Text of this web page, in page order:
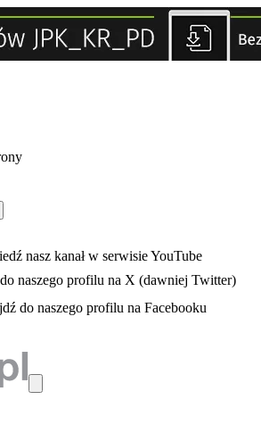
się w nowej karcie
się w nowej karcie
nasz kanał w serwisie YouTube
karcie
naszego profilu na X (dawniej Twitter)
otwiera się w nowej karcie
do naszego profilu na Facebooku